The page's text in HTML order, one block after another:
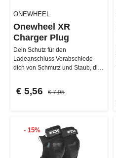
ONEWHEEL.
Onewheel XR
Charger Plug
Dein Schutz für den
Ladeanschluss Verabschiede
dich von Schmutz und Staub, die
€ 5,56 € 7,95
- 15%